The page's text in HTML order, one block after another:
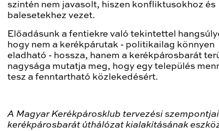
szintén nem javasolt, hiszen konfliktusokhoz és
balesetekhez vezet.
Előadásunk a fentiekre való tekintettel
hogy nem a kerékpárutak - politikailag könnyen
eladható - hossza, hanem a kerékpárosbarát
nagysága mutatja meg, hogy egy település
tesz a fenntartható közlekedésért.
A Magyar Kerékpárosklub tervezési
kerékpárosbarát úthálózat kialakításának